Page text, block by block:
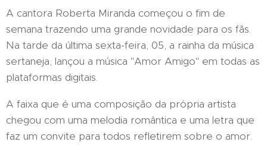
A cantora Roberta Miranda começou o fim de
semana trazendo uma grande novidade para os fãs.
Na tarde da última sexta-feira, 05, a rainha da música
sertaneja, lançou a música "Amor Amigo" em todas as
plataformas digitais.
A faixa que é uma composição da própria artista
chegou com uma melodia romântica e uma letra que
faz um convite para todos refletirem sobre o amor.